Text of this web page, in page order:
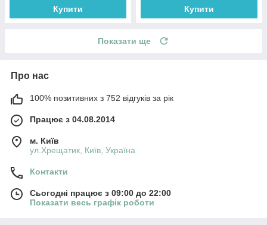
Купити Купити
Показати ще
Про нас
100% позитивних з 752 відгуків за рік
Працює з 04.08.2014
м. Київ
ул.Хрещатик, Київ, Україна
Контакти
Сьогодні працює з 09:00 до 22:00
Показати весь графік роботи